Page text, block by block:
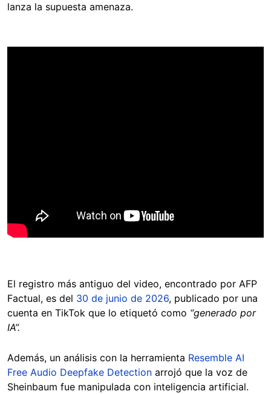
lanza la supuesta amenaza.
El registro más antiguo del video, encontrado por AFP
Factual, es del 30 de junio de 2026, publicado por una
cuenta en TikTok que lo etiquetó como “generado por
IA”.
Además, un análisis con la herramienta Resemble AI
Free Audio Deepfake Detection arrojó que la voz de
Sheinbaum fue manipulada con inteligencia artificial.